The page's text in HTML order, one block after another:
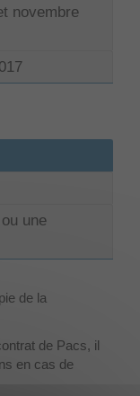
novembre
une
de la
de Pacs, il
en cas de